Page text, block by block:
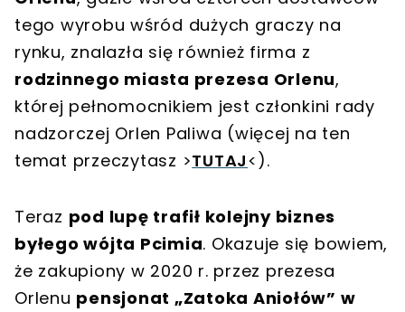
tego wyrobu wśród dużych graczy na
rynku, znalazła się również firma z
rodzinnego miasta prezesa Orlenu,
której pełnomocnikiem jest członkini rady
nadzorczej Orlen Paliwa (więcej na ten
temat przeczytasz >TUTAJ<).
Teraz pod lupę trafił kolejny biznes
byłego wójta Pcimia. Okazuje się bowiem,
że zakupiony w 2020 r. przez prezesa
Orlenu pensjonat „Zatoka Aniołów” w